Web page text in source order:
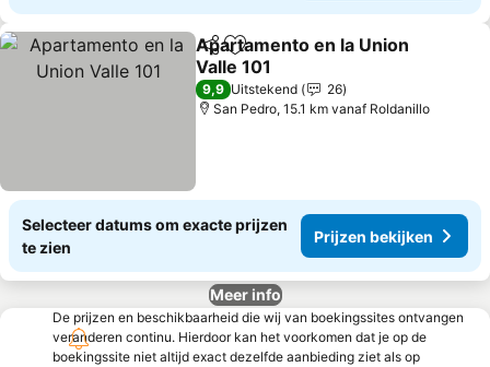
DelenToevoegen aan favorieten
Apartamento en la Union
Valle 101
9,9 Uitstekend
26
San Pedro, 15.1 km vanaf Roldanillo
Selecteer datums om exacte prijzen
te zien
Prijzen bekijken
Meer info
De prijzen en beschikbaarheid die wij van boekingssites ontvangen
veranderen continu. Hierdoor kan het voorkomen dat je op de
boekingssite niet altijd exact dezelfde aanbieding ziet als op